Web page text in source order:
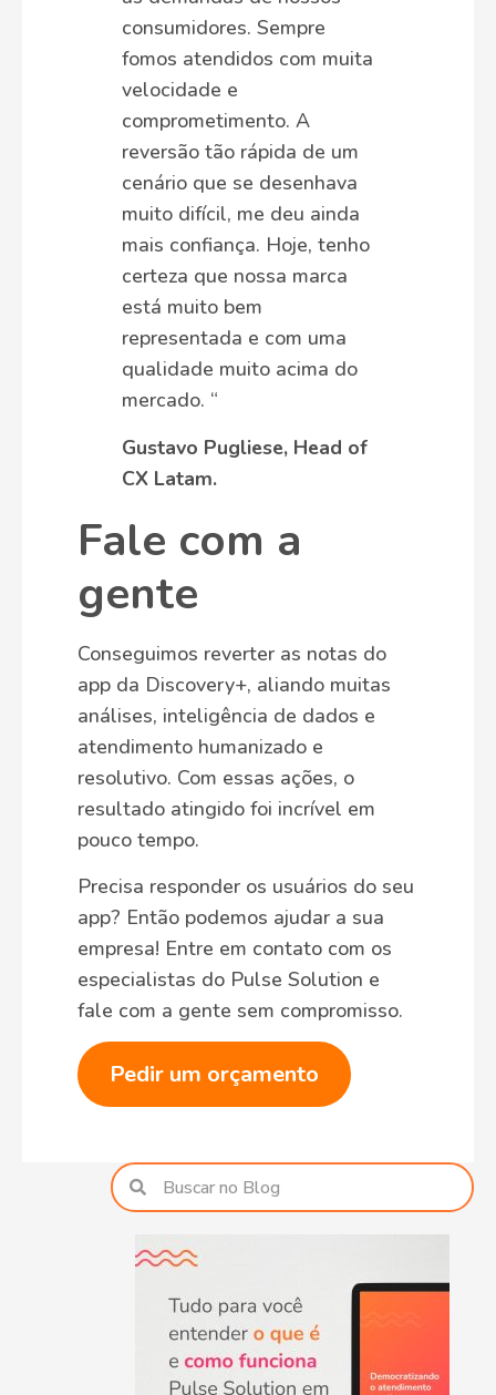
consumidores. Sempre
fomos atendidos com muita
velocidade e
comprometimento. A
reversão tão rápida de um
cenário que se desenhava
muito difícil, me deu ainda
mais confiança. Hoje, tenho
certeza que nossa marca
está muito bem
representada e com uma
qualidade muito acima do
mercado. “
Gustavo Pugliese, Head of
CX Latam.
Fale com a
gente
Conseguimos reverter as notas do
app da Discovery+, aliando muitas
análises, inteligência de dados e
atendimento humanizado e
resolutivo. Com essas ações, o
resultado atingido foi incrível em
pouco tempo.
Precisa responder os usuários do seu
app? Então podemos ajudar a sua
empresa! Entre em contato com os
especialistas do Pulse Solution e
fale com a gente sem compromisso.
Pedir um orçamento